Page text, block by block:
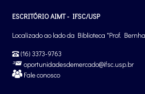
ESCRITÓRIO AIMT - IFSC/USP
Localizado ao lado da Biblioteca "Prof.
(16) 3373-9763
oportunidadesdemercado@ifsc.usp.br
Fale conosco